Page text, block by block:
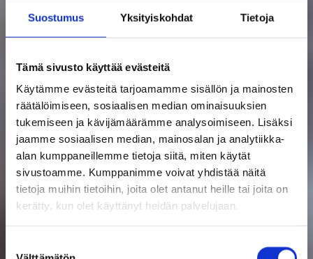
Suostumus Yksityiskohdat Tietoja
Tämä sivusto käyttää evästeitä
Käytämme evästeitä tarjoamamme sisällön ja mainosten
räätälöimiseen, sosiaalisen median ominaisuuksien
tukemiseen ja kävijämäärämme analysoimiseen. Lisäksi
jaamme sosiaalisen median, mainosalan ja analytiikka-
alan kumppaneillemme tietoja siitä, miten käytät
sivustoamme. Kumppanimme voivat yhdistää näitä
tietoja muihin tietoihin, joita olet antanut heille tai joita on
kerätty, kun olet käyttänyt heidän palvelujaan.
TERVETULOA RAASEPORIIN – ILTA UUSILLE
ASUKKAILLE JÄRJESTETÄÄN ENSIMMÄISTÄ
ASU HYVIN RAASEPORISSA
VAPAA-AJAN ASUKKAAT
OHJATTU TOIMINTA